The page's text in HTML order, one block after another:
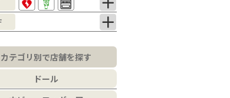
カテゴリ別で店舗を探す
ドール